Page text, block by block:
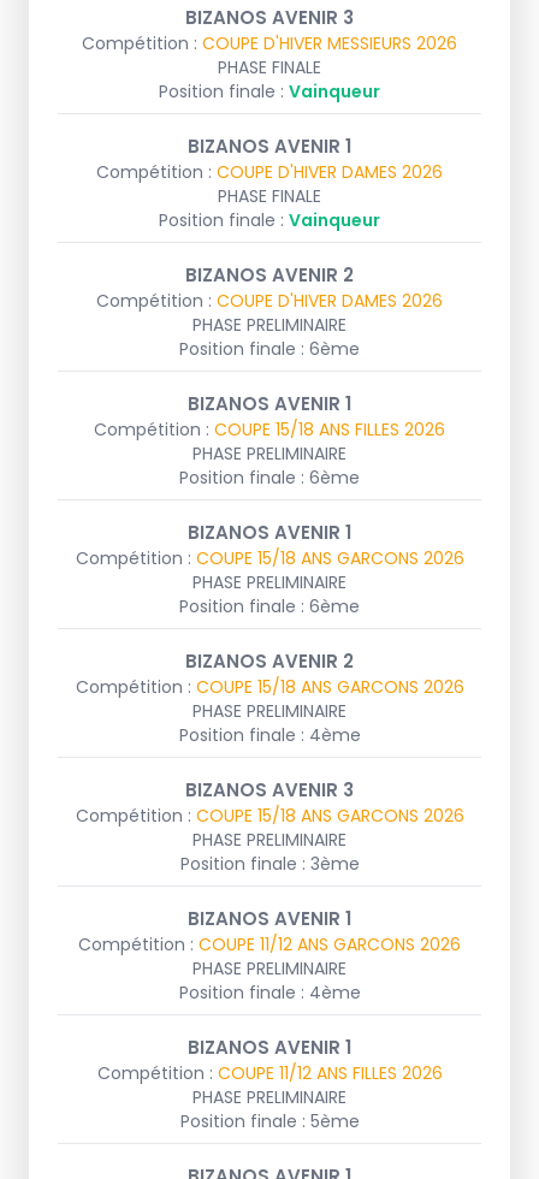
BIZANOS AVENIR 3
Compétition : COUPE D'HIVER MESSIEURS 2026
PHASE FINALE
Position finale : Vainqueur
BIZANOS AVENIR 1
Compétition : COUPE D'HIVER DAMES 2026
PHASE FINALE
Position finale : Vainqueur
BIZANOS AVENIR 2
Compétition : COUPE D'HIVER DAMES 2026
PHASE PRELIMINAIRE
Position finale : 6ème
BIZANOS AVENIR 1
Compétition : COUPE 15/18 ANS FILLES 2026
PHASE PRELIMINAIRE
Position finale : 6ème
BIZANOS AVENIR 1
Compétition : COUPE 15/18 ANS GARCONS 2026
PHASE PRELIMINAIRE
Position finale : 6ème
BIZANOS AVENIR 2
Compétition : COUPE 15/18 ANS GARCONS 2026
PHASE PRELIMINAIRE
Position finale : 4ème
BIZANOS AVENIR 3
Compétition : COUPE 15/18 ANS GARCONS 2026
PHASE PRELIMINAIRE
Position finale : 3ème
BIZANOS AVENIR 1
Compétition : COUPE 11/12 ANS GARCONS 2026
PHASE PRELIMINAIRE
Position finale : 4ème
BIZANOS AVENIR 1
Compétition : COUPE 11/12 ANS FILLES 2026
PHASE PRELIMINAIRE
Position finale : 5ème